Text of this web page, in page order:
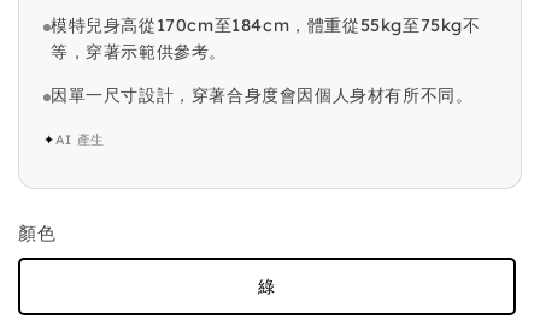
模特兒身高從170cm至184cm，體重從55kg至75kg不
等，穿著示範供參考。
因單一尺寸設計，穿著合身度會因個人身材有所不同。
✦AI 產生
顏色
綠